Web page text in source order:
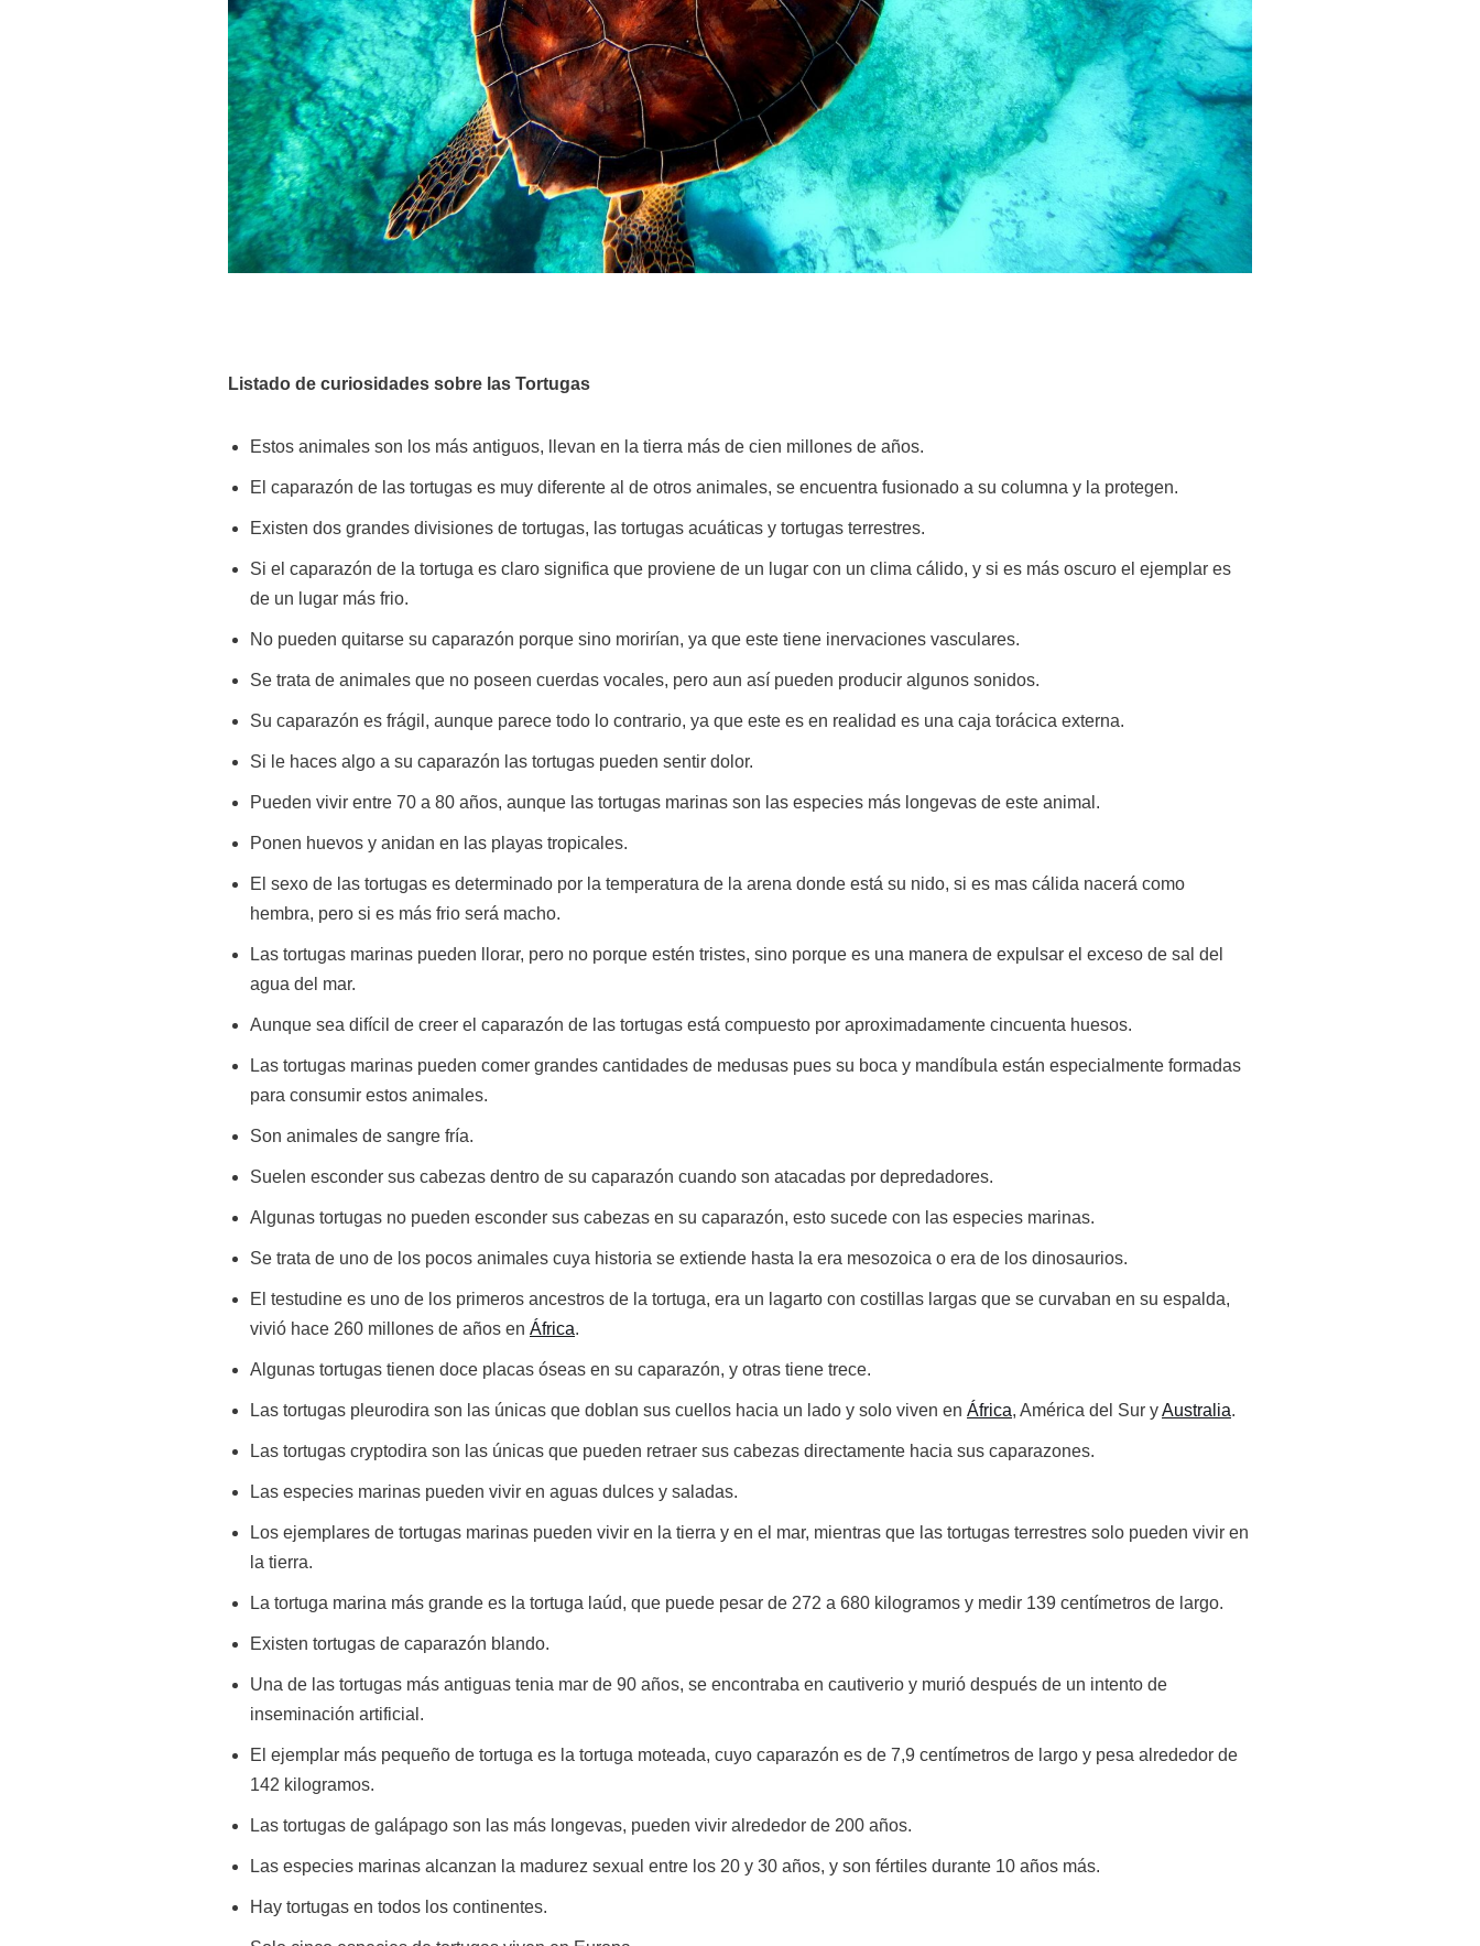
Listado de curiosidades sobre las Tortugas
Estos animales son los más antiguos, llevan en la tierra más de cien millones de años.
El caparazón de las tortugas es muy diferente al de otros animales, se encuentra fusionado a su columna y la protegen.
Existen dos grandes divisiones de tortugas, las tortugas acuáticas y tortugas terrestres.
Si el caparazón de la tortuga es claro significa que proviene de un lugar con un clima cálido, y si es más oscuro el ejemplar es
de un lugar más frio.
No pueden quitarse su caparazón porque sino morirían, ya que este tiene inervaciones vasculares.
Se trata de animales que no poseen cuerdas vocales, pero aun así pueden producir algunos sonidos.
Su caparazón es frágil, aunque parece todo lo contrario, ya que este es en realidad es una caja torácica externa.
Si le haces algo a su caparazón las tortugas pueden sentir dolor.
Pueden vivir entre 70 a 80 años, aunque las tortugas marinas son las especies más longevas de este animal.
Ponen huevos y anidan en las playas tropicales.
El sexo de las tortugas es determinado por la temperatura de la arena donde está su nido, si es mas cálida nacerá como
hembra, pero si es más frio será macho.
Las tortugas marinas pueden llorar, pero no porque estén tristes, sino porque es una manera de expulsar el exceso de sal del
agua del mar.
Aunque sea difícil de creer el caparazón de las tortugas está compuesto por aproximadamente cincuenta huesos.
Las tortugas marinas pueden comer grandes cantidades de medusas pues su boca y mandíbula están especialmente formadas
para consumir estos animales.
Son animales de sangre fría.
Suelen esconder sus cabezas dentro de su caparazón cuando son atacadas por depredadores.
Algunas tortugas no pueden esconder sus cabezas en su caparazón, esto sucede con las especies marinas.
Se trata de uno de los pocos animales cuya historia se extiende hasta la era mesozoica o era de los dinosaurios.
El testudine es uno de los primeros ancestros de la tortuga, era un lagarto con costillas largas que se curvaban en su espalda,
vivió hace 260 millones de años en África.
Algunas tortugas tienen doce placas óseas en su caparazón, y otras tiene trece.
Las tortugas pleurodira son las únicas que doblan sus cuellos hacia un lado y solo viven en África, América del Sur yAustralia.
Las tortugas cryptodira son las únicas que pueden retraer sus cabezas directamente hacia sus caparazones.
Las especies marinas pueden vivir en aguas dulces y saladas.
Los ejemplares de tortugas marinas pueden vivir en la tierra y en el mar, mientras que las tortugas terrestres solo pueden vivir en
la tierra.
La tortuga marina más grande es la tortuga laúd, que puede pesar de 272 a 680 kilogramos y medir 139 centímetros de largo.
Existen tortugas de caparazón blando.
Una de las tortugas más antiguas tenia mar de 90 años, se encontraba en cautiverio y murió después de un intento de
inseminación artificial.
El ejemplar más pequeño de tortuga es la tortuga moteada, cuyo caparazón es de 7,9 centímetros de largo y pesa alrededor de
142 kilogramos.
Las tortugas de galápago son las más longevas, pueden vivir alrededor de 200 años.
Las especies marinas alcanzan la madurez sexual entre los 20 y 30 años, y son fértiles durante 10 años más.
Hay tortugas en todos los continentes.